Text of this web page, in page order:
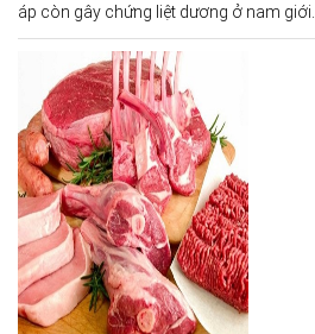
áp còn gây chứng liệt dương ở nam giới.